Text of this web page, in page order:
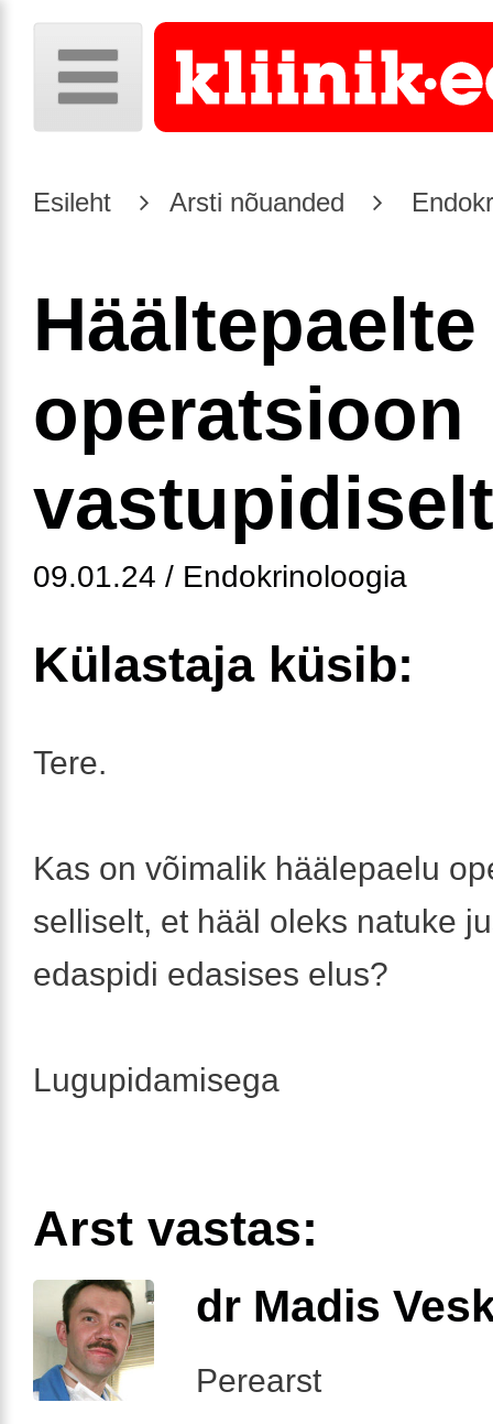
Esileht Arsti nõuanded
Häältepaelte
operatsioon
09.01.24 / Endokrinoloogia
Külastaja küsib:
Tere.
Kas on võimalik häälepaelu
selliselt, et hääl oleks natuke
edaspidi edasises elus?
Lugupidamisega
Arst vastas:
dr Madis
Perearst